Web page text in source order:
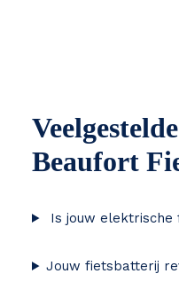
Beaufort
Is jouw
Jouw fietsbatterij